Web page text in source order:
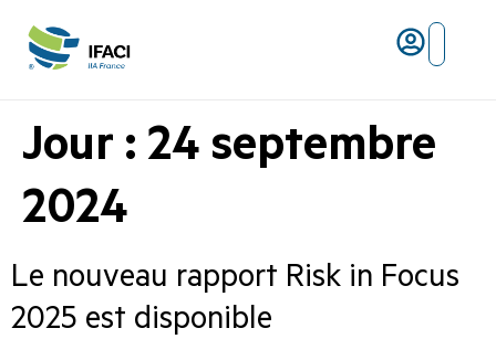
Jour :24 septembre
2024
Le nouveau rapport Risk in Focus
2025 est disponible